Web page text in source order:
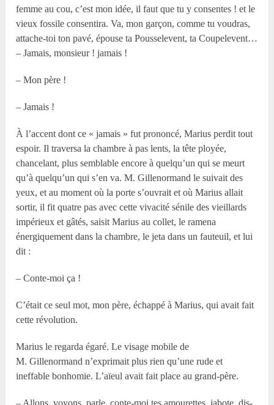
femme au cou, c’est mon idée, il faut que tu y consentes ! et le
vieux fossile consentira. Va, mon garçon, comme tu voudras,
attache-toi ton pavé, épouse ta Pousselevent, ta Coupelevent…
– Jamais, monsieur ! jamais !
– Mon père !
– Jamais !
À l’accent dont ce « jamais » fut prononcé, Marius perdit tout
espoir. Il traversa la chambre à pas lents, la tête ployée,
chancelant, plus semblable encore à quelqu’un qui se meurt
qu’à quelqu’un qui s’en va. M. Gillenormand le suivait des
yeux, et au moment où la porte s’ouvrait et où Marius allait
sortir, il fit quatre pas avec cette vivacité sénile des vieillards
impérieux et gâtés, saisit Marius au collet, le ramena
énergiquement dans la chambre, le jeta dans un fauteuil, et lui
dit :
– Conte-moi ça !
C’était ce seul mot, mon père, échappé à Marius, qui avait fait
cette révolution.
Marius le regarda égaré. Le visage mobile de
M. Gillenormand n’exprimait plus rien qu’une rude et
ineffable bonhomie. L’aïeul avait fait place au grand-père.